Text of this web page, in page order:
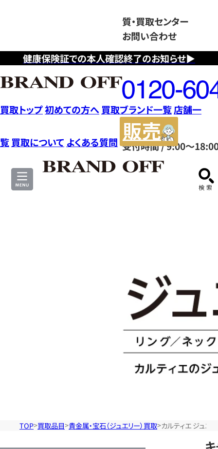
健康保険証での本人確認終了のお知らせ▶
質・買取センター
お問い合わせ
フ
リ
ー
ダ
イ
ヤ
ル
0120604117
受付時間 / 9:00～
買取トップ初めての方へ 買取ブランド一覧店舗一
覧 買取について よくある質問
サ
TOP 買取品目 貴金属・宝石（ジュエリー）買取 カルティエ ジュエ